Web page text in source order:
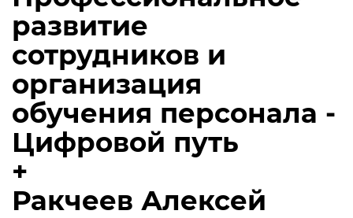
развитие
сотрудников и
организация
обучения персонала -
Цифровой путь
+
Ракчеев Алексей